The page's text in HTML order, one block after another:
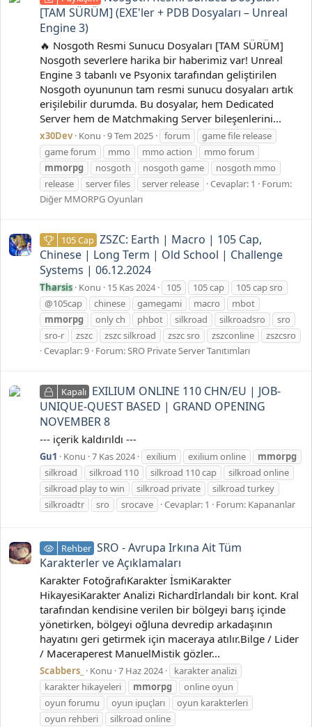
[TAM SÜRÜM] (EXE'ler + PDB Dosyaları – Unreal
Engine 3)
🔥 Nosgoth Resmi Sunucu Dosyaları [TAM SÜRÜM]
Nosgoth severlere harika bir haberimiz var! Unreal
Engine 3 tabanlı ve Psyonix tarafından geliştirilen
Nosgoth oyununun tam resmi sunucu dosyaları artık
erişilebilir durumda. Bu dosyalar, hem Dedicated
Server hem de Matchmaking Server bileşenlerini...
x30Dev Konu 9 Tem 2025 forum
game file release
game forum
mmo mmo action
mmo forum
mmorpg
nosgoth nosgoth game
nosgoth mmo
release
server files server release Cevaplar: 1
Forum:
Diğer MMORPG Oyunları
105 Cap ZSZC: Earth | Macro | 105 Cap,
Chinese | Long Term | Old School | Challenge
Systems | 06.12.2024
Tharsis Konu 15 Kas 2024 105 105 cap
105 cap sro
@105cap
chinese gamegami macro
mbot
mmorpg
only ch phbot silkroad silkroadsro
sro
sro-r
zszc zszc silkroad zszc sro zszconline
zszcsro
Cevaplar: 9 Forum:SRO Private Server Tanıtımları
Kapalı EXILIUM ONLINE 110 CHN/EU | JOB-
UNIQUE-QUEST BASED | GRAND OPENING
NOVEMBER 8
--- içerik kaldırıldı ---
Gu1 Konu 7 Kas 2024 exilium exilium online
mmorpg
silkroad
silkroad 110 silkroad 110 cap
silkroad online
silkroad play to win
silkroad private
silkroad turkey
silkroadtr
sro srocave Cevaplar: 1 Forum: Kapananlar
Rehber SRO - Avrupa Irkına Ait Tüm
Karakterler ve Açıklamaları
Karakter FotoğrafıKarakter İsmiKarakter
HikayesiKarakter Analizi Richardİrlandalı bir kont. Kral
tarafından kendisine verilen bir bölgeyi barış içinde
yönetirken, bölgeyi oğluna devredip arkadaşının
hayatını geri getirmek için maceraya atılır.Bilge / Lider
/ Maceraperest ManuelMistik gözler...
Scabbers_ Konu 7 Haz 2024
karakter analizi
karakter hikayeleri
mmorpg
online oyun
oyun forumu
oyun ipuçları
oyun karakterleri
oyun rehberi
silkroad online